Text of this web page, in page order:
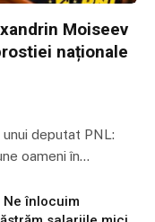
Moiseev
naționale
deputat PNL:
oameni în…
Ne înlocuim